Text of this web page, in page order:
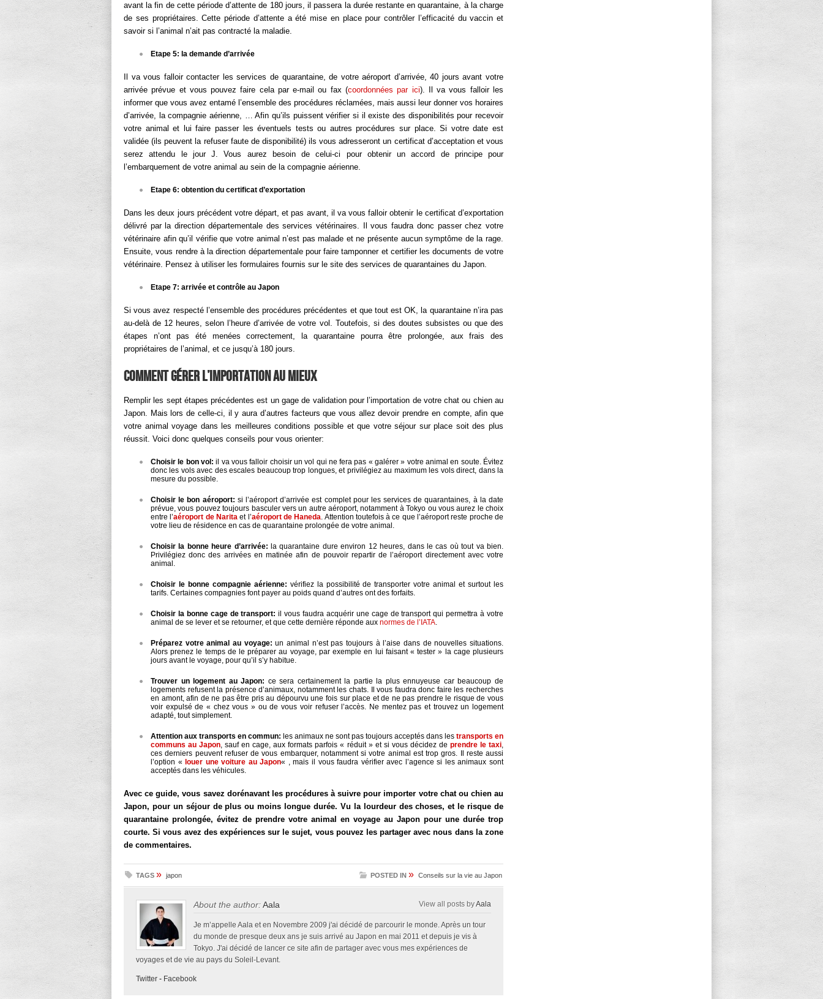
avant la fin de cette période d’attente de 180 jours, il passera la durée restante en quarantaine, à la charge
de ses propriétaires. Cette période d’attente a été mise en place pour contrôler l’efficacité du vaccin et
savoir si l’animal n’ait pas contracté la maladie.
Etape 5: la demande d’arrivée
Il va vous falloir contacter les services de quarantaine, de votre aéroport d’arrivée, 40 jours avant votre
arrivée prévue et vous pouvez faire cela par e-mail ou fax (coordonnées par ici). Il va vous falloir les
informer que vous avez entamé l’ensemble des procédures réclamées, mais aussi leur donner vos horaires
d’arrivée, la compagnie aérienne, … Afin qu’ils puissent vérifier si il existe des disponibilités pour recevoir
votre animal et lui faire passer les éventuels tests ou autres procédures sur place. Si votre date est
validée (ils peuvent la refuser faute de disponibilité) ils vous adresseront un certificat d’acceptation et vous
serez attendu le jour J. Vous aurez besoin de celui-ci pour obtenir un accord de principe pour
l’embarquement de votre animal au sein de la compagnie aérienne.
Etape 6: obtention du certificat d’exportation
Dans les deux jours précédent votre départ, et pas avant, il va vous falloir obtenir le certificat d’exportation
délivré par la direction départementale des services vétérinaires. Il vous faudra donc passer chez votre
vétérinaire afin qu’il vérifie que votre animal n’est pas malade et ne présente aucun symptôme de la rage.
Ensuite, vous rendre à la direction départementale pour faire tamponner et certifier les documents de votre
vétérinaire. Pensez à utiliser les formulaires fournis sur le site des services de quarantaines du Japon.
Etape 7: arrivée et contrôle au Japon
Si vous avez respecté l’ensemble des procédures précédentes et que tout est OK, la quarantaine n’ira pas
au-delà de 12 heures, selon l’heure d’arrivée de votre vol. Toutefois, si des doutes subsistes ou que des
étapes n’ont pas été menées correctement, la quarantaine pourra être prolongée, aux frais des
propriétaires de l’animal, et ce jusqu’à 180 jours.
Comment gérer l’importation au mieux
Remplir les sept étapes précédentes est un gage de validation pour l’importation de votre chat ou chien au
Japon. Mais lors de celle-ci, il y aura d’autres facteurs que vous allez devoir prendre en compte, afin que
votre animal voyage dans les meilleures conditions possible et que votre séjour sur place soit des plus
réussit. Voici donc quelques conseils pour vous orienter:
Choisir le bon vol: il va vous falloir choisir un vol qui ne fera pas « galérer » votre animal en soute. Évitez
donc les vols avec des escales beaucoup trop longues, et privilégiez au maximum les vols direct, dans la
mesure du possible.
Choisir le bon aéroport: si l’aéroport d’arrivée est complet pour les services de quarantaines, à la date
prévue, vous pouvez toujours basculer vers un autre aéroport, notamment à Tokyo ou vous aurez le choix
entre l’aéroport de Naritaet l’aéroport de Haneda. Attention toutefois à ce que l’aéroport reste proche de
votre lieu de résidence en cas de quarantaine prolongée de votre animal.
Choisir la bonne heure d’arrivée: la quarantaine dure environ 12 heures, dans le cas où tout va bien.
Privilégiez donc des arrivées en matinée afin de pouvoir repartir de l’aéroport directement avec votre
animal.
Choisir le bonne compagnie aérienne: vérifiez la possibilité de transporter votre animal et surtout les
tarifs. Certaines compagnies font payer au poids quand d’autres ont des forfaits.
Choisir la bonne cage de transport: il vous faudra acquérir une cage de transport qui permettra à votre
animal de se lever et se retourner, et que cette dernière réponde aux normes de l’IATA.
Préparez votre animal au voyage: un animal n’est pas toujours à l’aise dans de nouvelles situations.
Alors prenez le temps de le préparer au voyage, par exemple en lui faisant « tester » la cage plusieurs
jours avant le voyage, pour qu’il s’y habitue.
Trouver un logement au Japon: ce sera certainement la partie la plus ennuyeuse car beaucoup de
logements refusent la présence d’animaux, notamment les chats. Il vous faudra donc faire les recherches
en amont, afin de ne pas être pris au dépourvu une fois sur place et de ne pas prendre le risque de vous
voir expulsé de « chez vous » ou de vous voir refuser l’accès. Ne mentez pas et trouvez un logement
adapté, tout simplement.
Attention aux transports en commun: les animaux ne sont pas toujours acceptés dans les transports en
communs au Japon, sauf en cage, aux formats parfois « réduit » et si vous décidez de prendre le taxi,
ces derniers peuvent refuser de vous embarquer, notamment si votre animal est trop gros. Il reste aussi
l’option « louer une voiture au Japon« , mais il vous faudra vérifier avec l’agence si les animaux sont
acceptés dans les véhicules.
Avec ce guide, vous savez dorénavant les procédures à suivre pour importer votre chat ou chien au
Japon, pour un séjour de plus ou moins longue durée. Vu la lourdeur des choses, et le risque de
quarantaine prolongée, évitez de prendre votre animal en voyage au Japon pour une durée trop
courte. Si vous avez des expériences sur le sujet, vous pouvez les partager avec nous dans la zone
de commentaires.
TAGS » japon POSTED IN » Conseils sur la vie au Japon
About the author:Aala View all posts byAala
Je m’appelle Aala et en Novembre 2009 j'ai décidé de parcourir le monde. Après un tour
du monde de presque deux ans je suis arrivé au Japon en mai 2011 et depuis je vis à
Tokyo. J'ai décidé de lancer ce site afin de partager avec vous mes expériences de
voyages et de vie au pays du Soleil-Levant.
Twitter - Facebook